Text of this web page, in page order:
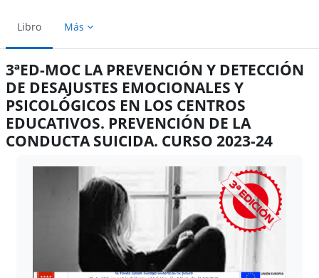
Libro Más
3ªED-MOC LA PREVENCIÓN Y DETECCIÓN
DE DESAJUSTES EMOCIONALES Y
PSICOLÓGICOS EN LOS CENTROS
EDUCATIVOS. PREVENCIÓN DE LA
CONDUCTA SUICIDA. CURSO 2023-24